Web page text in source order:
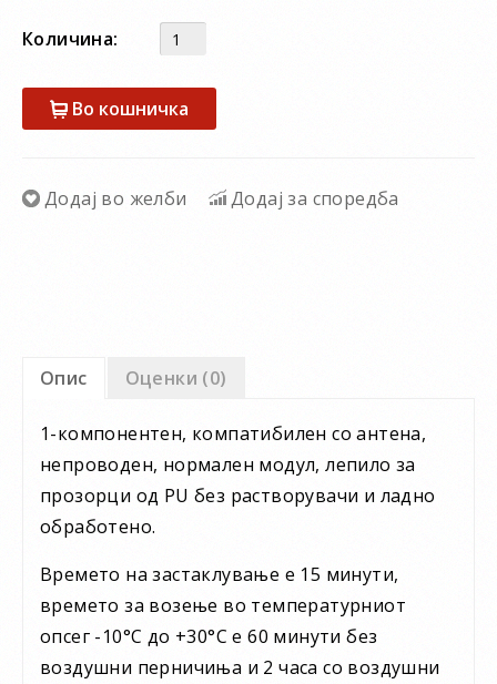
Количина:
Во кошничка
Додај во желби Додај за споредба
Опис Оценки (0)
1-компонентен, компатибилен со антена,
непроводен, нормален модул, лепило за
прозорци од PU без растворувачи и ладно
обработено.
Времето на застаклување е 15 минути,
времето за возење во температурниот
опсег -10°C до +30°C е 60 минути без
воздушни перничиња и 2 часа со воздушни